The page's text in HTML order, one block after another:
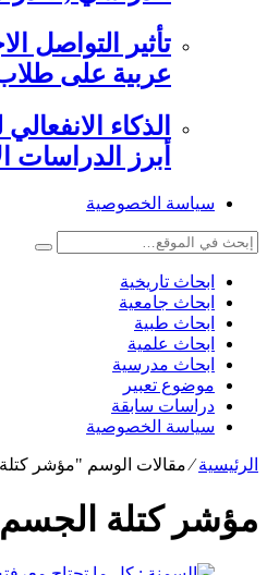
تأثير التواصل
عربية على
الذكاء
أبرز الدراسات
سياسة الخصوصية
ابحاث تاريخية
ابحاث جامعية
ابحاث طبية
ابحاث علمية
ابحاث مدرسية
موضوع تعبير
دراسات سابقة
سياسة الخصوصية
الرئيسية⁄مقالات الوسم "مؤشر
مؤشر كتلة الجسم